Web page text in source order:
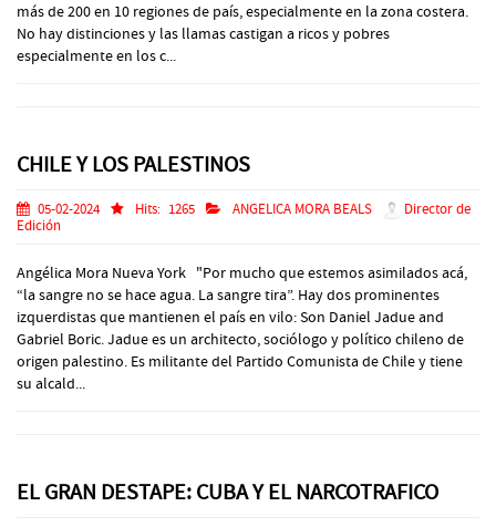
más de 200 en 10 regiones de país, especialmente en la zona costera.
No hay distinciones y las llamas castigan a ricos y pobres
especialmente en los c...
CHILE Y LOS PALESTINOS
05-02-2024 Hits: 1265 ANGELICA MORA BEALS
Director de
Edición
Angélica Mora Nueva York "Por mucho que estemos asimilados acá,
“la sangre no se hace agua. La sangre tira”. Hay dos prominentes
izquerdistas que mantienen el país en vilo: Son Daniel Jadue and
Gabriel Boric. Jadue es un architecto, sociólogo y político chileno de
origen palestino. Es militante del Partido Comunista de Chile y tiene
su alcald...
EL GRAN DESTAPE: CUBA Y EL NARCOTRAFICO